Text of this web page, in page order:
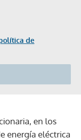
de
en los
energía eléctrica